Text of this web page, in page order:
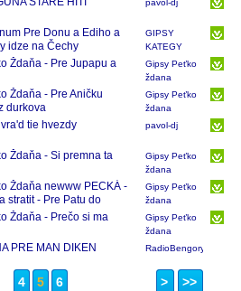
pavol-dj
Pre Donu a Ediho a
idze na Čechy
GIPSY
KATEGY
Ždaňa - Pre Jupapu a
Gipsy Peťko
ždana
Ždaňa - Pre Aničku
durkova
Gipsy Peťko
ždana
tie hvezdy pavol-dj
Ždaňa - Si premna ta
Gipsy Peťko
ždana
Ždaňa newww PECKÁ -
stratit - Pre Patu do
Gipsy Peťko
ždana
Ždaňa - Prečo si ma
Gipsy Peťko
ždana
PRE MAN DIKEN RadioBengory
4 5 6 > >>